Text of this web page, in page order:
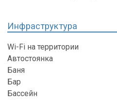
Инфраструктура
Wi-Fi на территории
Автостоянка
Баня
Бар
Бассейн